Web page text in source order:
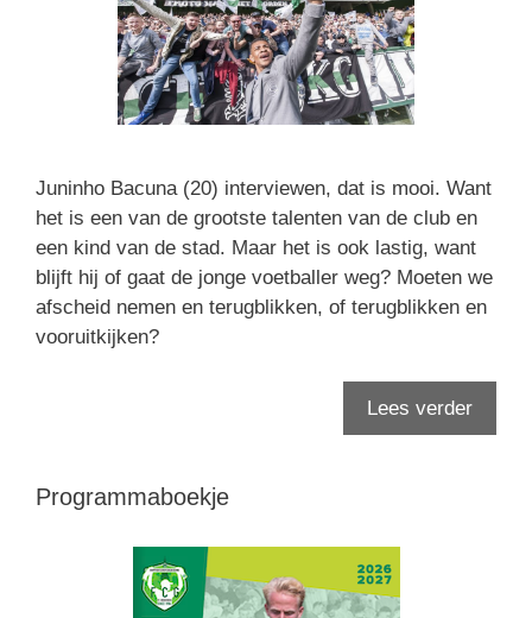
Juninho Bacuna (20) interviewen, dat is mooi. Want
het is een van de grootste talenten van de club en
een kind van de stad. Maar het is ook lastig, want
blijft hij of gaat de jonge voetballer weg? Moeten we
afscheid nemen en terugblikken, of terugblikken en
vooruitkijken?
Lees verder
Programmaboekje